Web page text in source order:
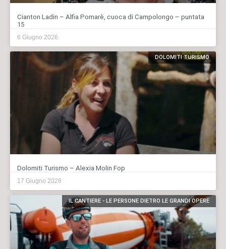
Cianton Ladin – Alfia Pomarè, cuoca di Campolongo – puntata
15
6 Giugno 2026
DOLOMITI TURISMO
Dolomiti Turismo – Alexia Molin Fop
17 Giugno 2026
IL CANTIERE - LE PERSONE DIETRO LE GRANDI OPERE